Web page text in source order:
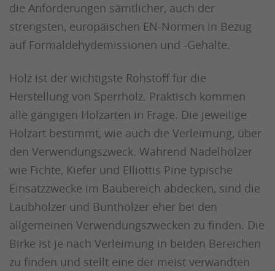
die Anforderungen sämtlicher, auch der
strengsten, europäischen EN-Normen in Bezug
auf Formaldehydemissionen und -Gehalte.
Holz ist der wichtigste Rohstoff für die
Herstellung von Sperrholz. Praktisch kommen
alle gängigen Holzarten in Frage. Die jeweilige
Holzart bestimmt, wie auch die Verleimung, über
den Verwendungszweck. Während Nadelhölzer
wie Fichte, Kiefer und Elliottis Pine typische
Einsatzzwecke im Baubereich abdecken, sind die
Laubhölzer und Bunthölzer eher bei den
allgemeinen Verwendungszwecken zu finden. Die
Birke ist je nach Verleimung in beiden Bereichen
zu finden und stellt eine der meist verwandten